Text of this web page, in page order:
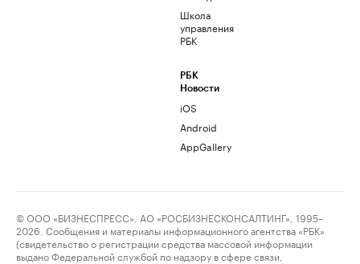
Школа
управления
РБК
РБК
Новости
iOS
Android
AppGallery
© ООО «БИЗНЕСПРЕСС», АО «РОСБИЗНЕСКОНСАЛТИНГ», 1995–
2026. Сообщения и материалы информационного агентства «РБК»
(свидетельство о регистрации средства массовой информации
выдано Федеральной службой по надзору в сфере связи,